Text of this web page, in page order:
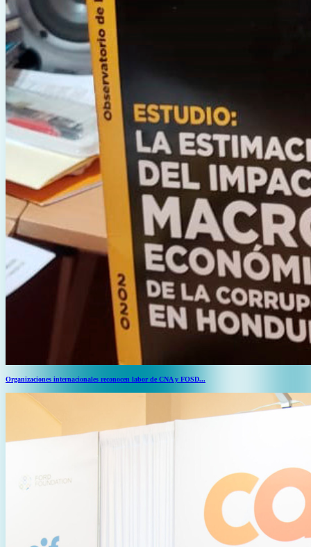
Organizaciones internacionales reconocen labor de CNA y FOSD...